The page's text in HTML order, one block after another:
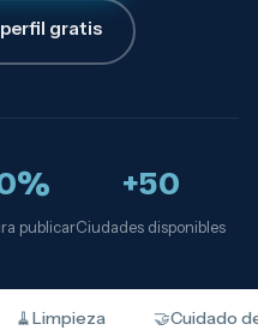
gratis
publicar
+50
Ciudades disponibles
🧹Limpieza 🤝Cuidado